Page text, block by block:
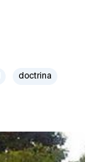
doctrina